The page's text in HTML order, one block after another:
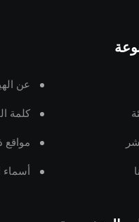
عن
كلمة
مواقع
أسماء